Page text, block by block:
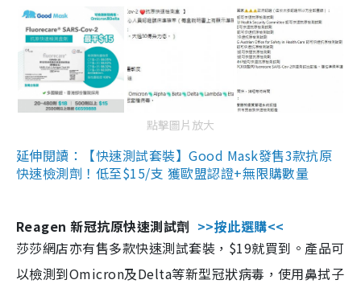
點擊圖片放大
延伸閱讀：【快速測試套裝】Good Mask發售3款抗原
快速檢測劑！低至$15/支 獲歐盟認證+無限購數量
Reagen 新冠抗原快速測試劑 >>按此選購<<
莎莎網店亦有售多款快速測試套裝，$19就買到。產品可
以檢測到Omicron及Delta等新型冠狀病毒，使用鼻拭子